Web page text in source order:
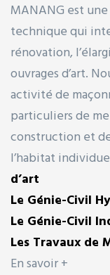
MANANG est
technique qui
rénovation,
ouvrages d’art.
activité de
particuliers de
construction et
l’habitat
d’art
Le Génie-Civil
Le Génie-Civil
Les Travaux de
En savoir +